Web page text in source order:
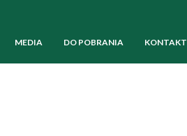
MEDIA DO POBRANIA KONTAKT